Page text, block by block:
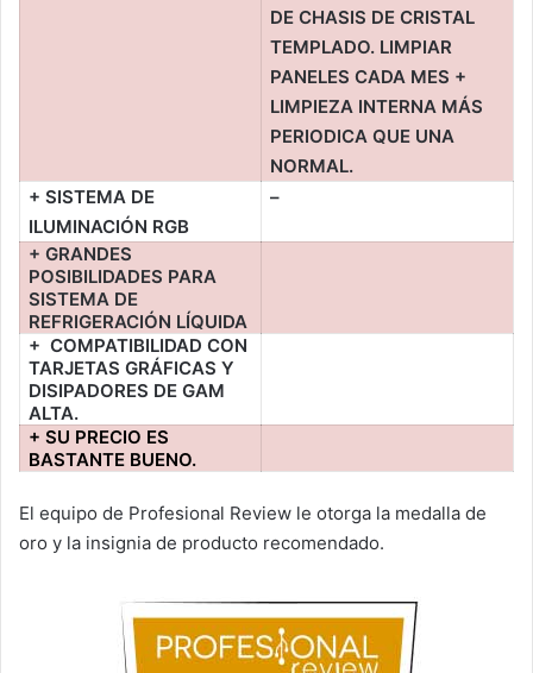
DE CHASIS DE CRISTAL
TEMPLADO. LIMPIAR
PANELES CADA MES +
LIMPIEZA INTERNA MÁS
PERIODICA QUE UNA
NORMAL.
+ SISTEMA DE
ILUMINACIÓN RGB
–
+ GRANDES
POSIBILIDADES PARA
SISTEMA DE
REFRIGERACIÓN LÍQUIDA
+ COMPATIBILIDAD CON
TARJETAS GRÁFICAS Y
DISIPADORES DE GAM
ALTA.
+ SU PRECIO ES
BASTANTE BUENO.
El equipo de Profesional Review le otorga la medalla de
oro y la insignia de producto recomendado.